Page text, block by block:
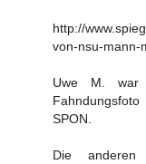
http://
von-nsu-mann-
Uwe M. war
SPON.
Die anderen